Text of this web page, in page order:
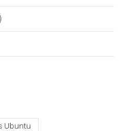
Ubuntu